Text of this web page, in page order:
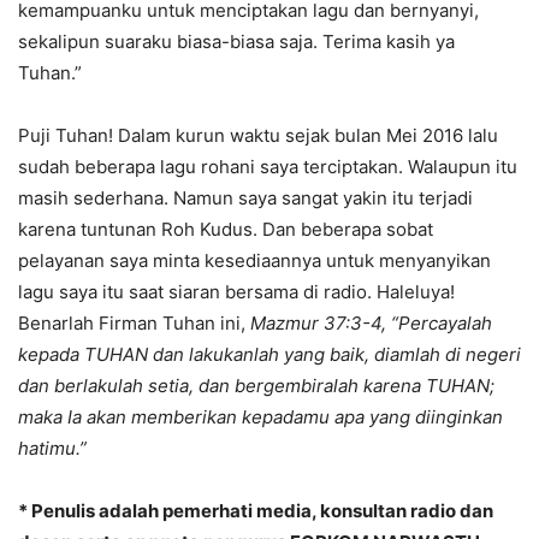
kemampuanku untuk menciptakan lagu dan bernyanyi,
sekalipun suaraku biasa-biasa saja. Terima kasih ya
Tuhan.”
Puji Tuhan! Dalam kurun waktu sejak bulan Mei 2016 lalu
sudah beberapa lagu rohani saya terciptakan. Walaupun itu
masih sederhana. Namun saya sangat yakin itu terjadi
karena tuntunan Roh Kudus. Dan beberapa sobat
pelayanan saya minta kesediaannya untuk menyanyikan
lagu saya itu saat siaran bersama di radio. Haleluya!
Benarlah Firman Tuhan ini, Mazmur 37:3-4, “Percayalah
kepada TUHAN dan lakukanlah yang baik, diamlah di negeri
dan berlakulah setia, dan bergembiralah karena TUHAN;
maka Ia akan memberikan kepadamu apa yang diinginkan
hatimu.”
* Penulis adalah pemerhati media, konsultan radio dan